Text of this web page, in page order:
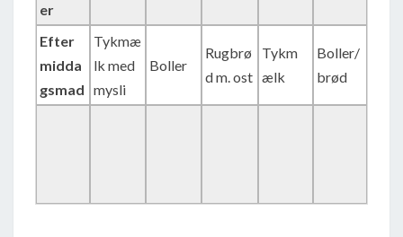
er
Efter
midda
gsmad
Tykmæ
lk med
mysli
Boller
Rugbrø
d m. ost
Tykm
ælk
Boller/
brød